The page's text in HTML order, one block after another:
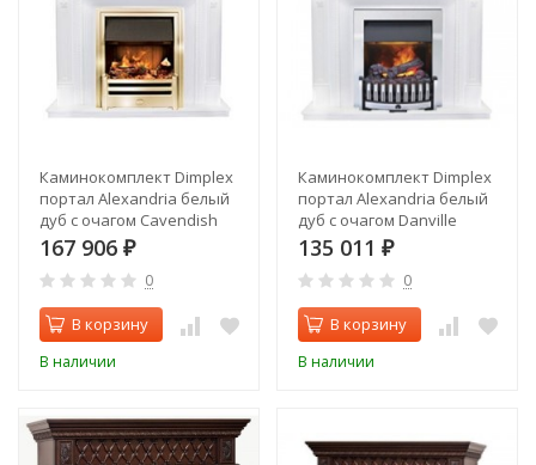
Каминокомплект Dimplex
портал Alexandria белый
дуб с очагом Cavendish
167 906 ₽
0
В корзину
В наличии
Каминокомплект Dimplex
портал Alexandria белый
дуб с очагом Danville
135 011 ₽
0
В корзину
В наличии